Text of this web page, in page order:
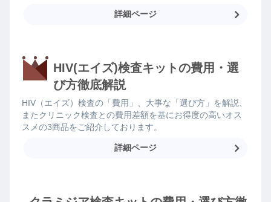
詳細ページ
HIV(エイズ)検査キットの費用・選
び方徹底解説
HIV（エイズ）検査の「費用」、大事な「選び方」を解説、
またクリニック検査との費用差額を基にお得度の高いオス
スメの3商品をご紹介しております。
詳細ページ